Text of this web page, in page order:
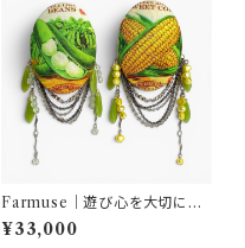
Farmuse｜遊び心を大切に｜
天然石ベジピアス スナップエ
ンドウ＆イエローコーン｜一点
¥33,000